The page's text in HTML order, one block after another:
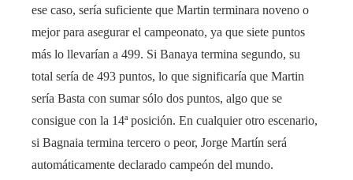
ese caso, sería suficiente que Martin terminara noveno o
mejor para asegurar el campeonato, ya que siete puntos
más lo llevarían a 499. Si Banaya termina segundo, su
total sería de 493 puntos, lo que significaría que Martin
sería Basta con sumar sólo dos puntos, algo que se
consigue con la 14ª posición. En cualquier otro escenario,
si Bagnaia termina tercero o peor, Jorge Martín será
automáticamente declarado campeón del mundo.